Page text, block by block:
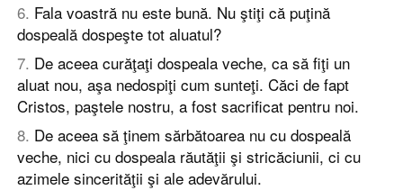
6. Fala voastră nu este bună. Nu ştiţi că puţină
dospeală dospeşte tot aluatul?
7. De aceea curăţaţi dospeala veche, ca să fiţi un
aluat nou, aşa nedospiţi cum sunteţi. Căci de fapt
Cristos, paştele nostru, a fost sacrificat pentru noi.
8. De aceea să ţinem sărbătoarea nu cu dospeală
veche, nici cu dospeala răutăţii şi stricăciunii, ci cu
azimele sincerităţii şi ale adevărului.